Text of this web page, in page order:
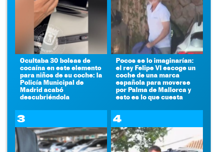
Ocultaba 30 bolsas de
cocaína en este elemento
para niños de su coche: la
Policía Municipal de
Madrid acabó
descubriéndola
Pocos se lo imaginarían:
el rey Felipe VI escoge un
coche de una marca
española para moverse
por Palma de Mallorca y
esto es lo que cuesta
3 4